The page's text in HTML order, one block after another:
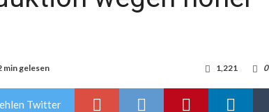
min gelesen 0
1,221
Twitter